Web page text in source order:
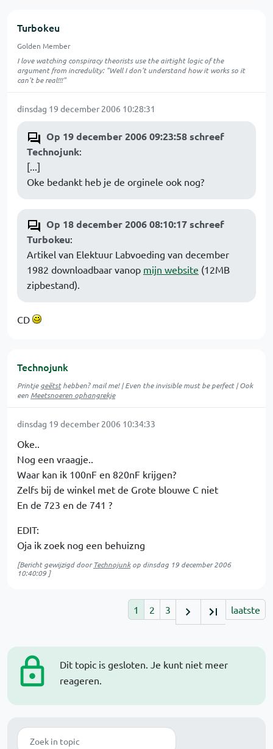
Dit topic is gesloten. Je kunt niet meer
reageren.
Zoek
Turbokeu
Golden Member
I love watching conspiracy theorists use the airtight logic of the
argument from incredulity: "Well I don't understand how it works so it
can't be real!!!"
dinsdag 19 december 2006 10:28:31
Op 19 december 2006 09:23:58 schreef
Technojunk:
[...]
Oke bedankt heb je de orginele ook nog?
Op 18 december 2006 08:10:17 schreef
Turbokeu:
Artikel van Elektuur Labvoeding van december
1982 downloadbaar vanop mijn website (12MB
zipbestand).
CD
Technojunk
Printjegeëtsthebben? mail me! | Even the invisible must be perfect | Ook
een Meetsnoeren ophangrekje
dinsdag 19 december 2006 10:34:33
Oke..
Nog een vraagje..
Waar kan ik 100nF en 820nF krijgen?
Zelfs bij de winkel met de Grote blouwe C niet
En de 723 en de 741 ?
EDIT:
Oja ik zoek nog een behuizng
[Bericht gewijzigd doorTechnojunkop dinsdag 19 december 2006
10:40:09]
1 2 3 laatste